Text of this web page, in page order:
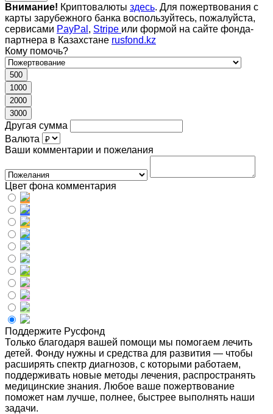
Внимание! Криптовалюты здесь. Для пожертвования с
карты зарубежного банка воспользуйтесь, пожалуйста,
сервисами PayPal , Stripe или формой на сайте фонда-
партнера в Казахстане rusfond.kz
Кому помочь?
500
1000
2000
3000
Другая сумма
Валюта
Ваши комментарии и пожелания
Цвет фона комментария
Поддержите Русфонд
Только благодаря вашей помощи мы помогаем лечить
детей. Фонду нужны и средства для развития — чтобы
расширять спектр диагнозов, с которыми работаем,
поддерживать новые методы лечения, распространять
медицинские знания. Любое ваше пожертвование
поможет нам лучше, полнее, быстрее выполнять наши
задачи.